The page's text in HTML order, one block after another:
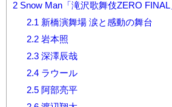
2 Snow Man「滝沢歌舞伎ZERO
2.1 新橋演舞場 涙と感動の舞台
2.2岩本照
2.3深澤辰哉
2.4ラウール
2.5阿部亮平